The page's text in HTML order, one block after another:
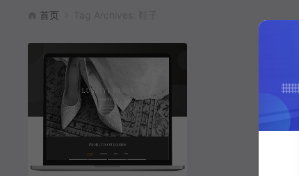
首页